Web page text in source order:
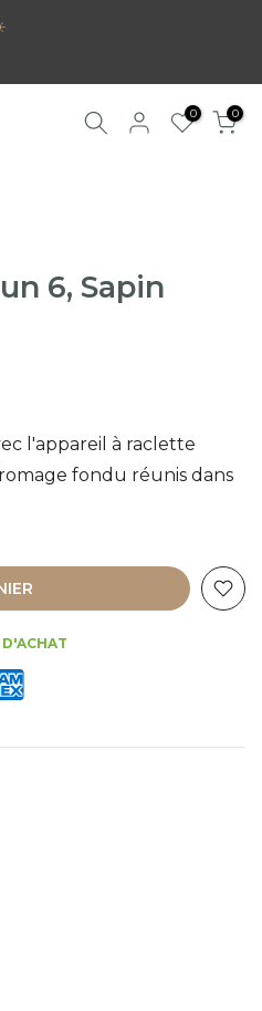
0 0
6, Sapin
l'appareil à raclette
fondu réunis dans